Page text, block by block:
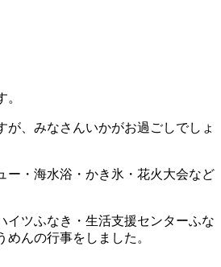
が、みなさんいかがお過ごしでしょ
ー・海水浴・かき氷・花火大会など
イツふなき・生活支援センターふな
めんの行事をしました。